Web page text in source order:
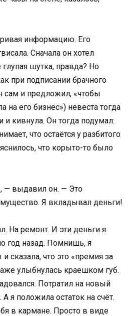
информацию. Его
Сначала он хотел
шутка, правда? Но
при подписании брачного
сам и предложил, «чтобы
на его бизнес») невеста тогда
кивнула. Он тогда подумал:
что остаётся у разбитого
что корыто-то было
выдавил он. — Это
Я вкладывал деньги!
На ремонт. И эти деньги я
год назад. Помнишь, я
сказала, что это «премия за
улыбнулась краешком губ.
Потратил на новый
я положила остаток на счёт.
в кармане. Просто в виде